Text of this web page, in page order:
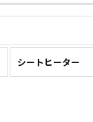
シートヒーター